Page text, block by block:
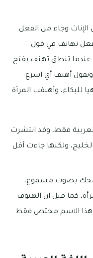
وجاء من الفعل
تهانف في قول
تنطق تهنف بفتح
ويقول أهنف أي اسرع
للبكاء، وأهنفت المرأة
فقط، وقد انتشرت
ولكنها جاءت أقل
بصوت مسموع،
كما قيل ان الهنوف
الاسم مختص فقط